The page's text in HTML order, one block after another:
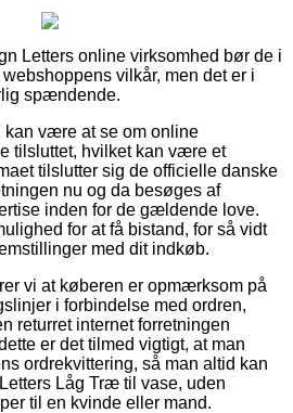
Letters online virksomhed bør de i
vilkår, men det er i
spændende.
kan være at se om online
tilsluttet, hvilket kan være et
tilslutter sig de officielle danske
nu og da besøges af
inden for de gældende love.
for at få bistand, for så vidt
med dit indkøb.
vi at køberen er opmærksom på
i forbindelse med ordren,
returret internet forretningen
er det tilmed vigtigt, at man
ordrekvittering, så man altid kan
Låg Træ til vase, uden
til en kvinde eller mand.